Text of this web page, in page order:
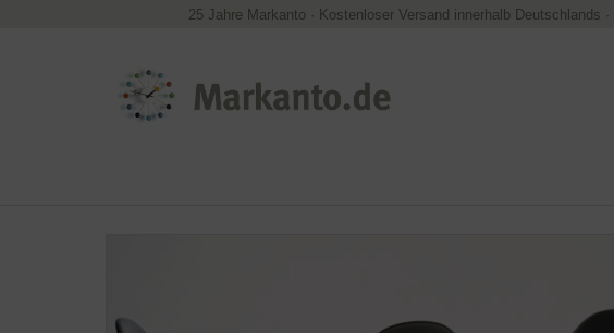
25 Jahre Markanto · Kostenloser Versand innerhalb Deutschlands ·